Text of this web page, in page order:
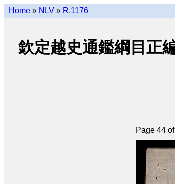
Home » NLV » R.1176
欽定越史通鑑綱目
Page 44